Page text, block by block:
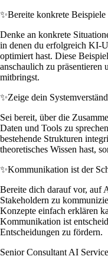
✨Bereite konkrete
Denke an konkrete
in denen du erfolgreich KI-
optimiert hast. Diese
anschaulich zu präsentieren
mitbringst.
✨Zeige dein
Sei bereit, über die
Daten und Tools zu
bestehende Strukturen
theoretisches Wissen hast,
✨Kommunikation ist der
Bereite dich darauf vor, auf
Stakeholdern zu
Konzepte einfach erklären
Kommunikation ist
Entscheidungen zu fördern.
Senior Consultant AI